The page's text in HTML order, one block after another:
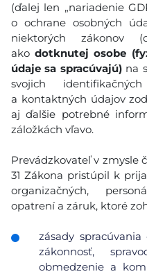
(ďalej len „nariadenie
o ochrane osobných
niektorých zákonov
akodotknutej osobe
údaje sa spracúvajú)na
svojich
a kontaktných údajov
aj ďalšie potrebné
záložkách vľavo.
Prevádzkovateľ v zmysle
31 Zákona pristúpil k
organizačných,
opatrení a záruk, ktoré
zásady
zákonnosť,
obmedzenie a